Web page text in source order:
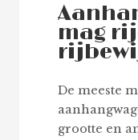
mag
De meeste
grootte en